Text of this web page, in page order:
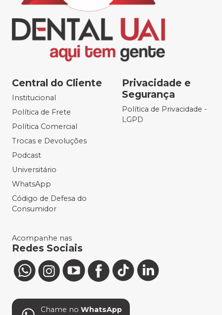
Central do Cliente
Institucional
Política de Frete
Política Comercial
Trocas e Devoluções
Podcast
Universitário
WhatsApp
Código de Defesa do
Consumidor
Privacidade e
Segurança
Política de Privacidade -
LGPD
Acompanhe nas
Redes Sociais
Chame no WhatsApp